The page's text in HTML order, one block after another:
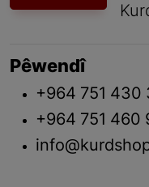
Pêwendî
+964 751 430
+964 751 460